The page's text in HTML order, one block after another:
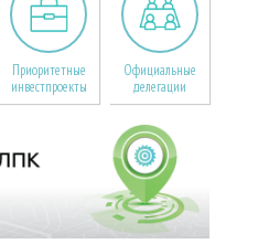
Приоритетные
инвестпроекты
Официальные
делегации